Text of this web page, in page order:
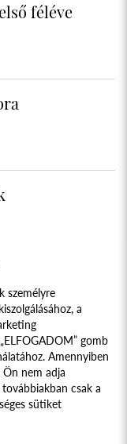
féléve
nyilatkozat
MINDEN JOG
személyre
a
gomb
Amennyiben
nem adja
csak a
sütiket